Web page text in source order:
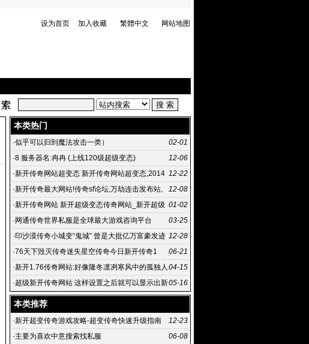
设为首页 加入收藏 繁體中文 网站地图
本类热门
02-01
·似乎可以归到魔法攻击一类）
12-06
·8 服务器名:冉冉 (上线120级超级变态)
12-22
·新开传奇网站超变态 新开传奇网站超变态,2014
年06月17日 10:58《传
12-08
·新开传奇最大网站!传奇sf论坛,万劫连击发布站,
传奇sf外挂,超级变态
01-02
·新开传奇网站 新开超级变态传奇网站_新开超级
变态传奇 新开超级变态传
03-25
· 网通传奇世界私服是全球最大游戏咨询平台
12-28
·印沙漠传奇小城变“鬼城” 曾是大批亿万富豪发迹
地
06-21
·76天下毁灭传奇迷失星空传奇今日新开传奇1
04-15
·新开1.76传奇网站:好像隆冬凛冽寒风中的孤独人
05-16
·超级新开传奇网站 这样设置之后就可以显示出新
的套装属性显
本类推荐
12-23
·新开超变传奇游戏攻略-超变传奇快速升级指南
06-08
·主要为喜欢中意搜索找私服